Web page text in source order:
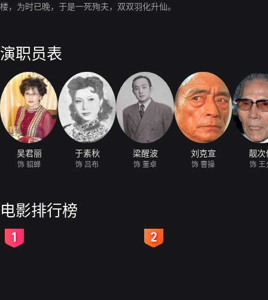
楼，为时已晚，于是一死殉夫，双双羽化升仙。
演职员表
吴君丽
饰 貂蝉
于素秋
饰 吕布
梁醒波
饰 董卓
刘克宣
饰 曹操
靓次
饰 王
电影排行榜